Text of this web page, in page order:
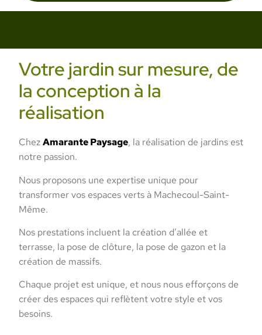
Votre jardin sur mesure, de
la conception à la
réalisation
ChezAmarante Paysage, la réalisation de jardins est
notre passion.
Nous proposons une expertise unique pour
transformer vos espaces verts à Machecoul-Saint-
Même.
Nos prestations incluent la création d’allée et
terrasse, la pose de clôture, la pose de gazon et la
création de massifs.
Chaque projet est unique, et nous nous efforçons de
créer des espaces qui reflètent votre style et vos
besoins.